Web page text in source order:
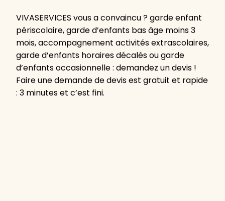
VIVASERVICES vous a convaincu ? garde enfant
périscolaire, garde d’enfants bas âge moins 3
mois, accompagnement activités extrascolaires,
garde d’enfants horaires décalés ou garde
d’enfants occasionnelle : demandez un devis !
Faire une demande de devis est gratuit et rapide
: 3 minutes et c’est fini.